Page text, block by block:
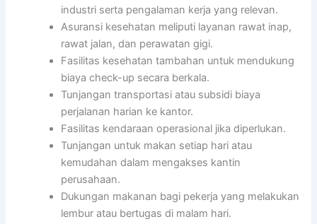
industri serta pengalaman kerja yang relevan.
Asuransi kesehatan meliputi layanan rawat inap,
rawat jalan, dan perawatan gigi.
Fasilitas kesehatan tambahan untuk mendukung
biaya check-up secara berkala.
Tunjangan transportasi atau subsidi biaya
perjalanan harian ke kantor.
Fasilitas kendaraan operasional jika diperlukan.
Tunjangan untuk makan setiap hari atau
kemudahan dalam mengakses kantin
perusahaan.
Dukungan makanan bagi pekerja yang melakukan
lembur atau bertugas di malam hari.